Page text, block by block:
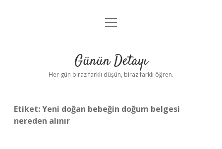
Anasayfa
Yasal Uyarı
menüyü
Günün Detayı
Her gün biraz farklı düşün, biraz farklı öğren.
Etiket:Yeni doğan bebeğin doğum belgesi
nereden alınır